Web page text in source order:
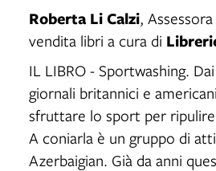
Roberta Li Calzi,
vendita libri a cura di
IL LIBRO - Sportwashing.
giornali britannici e
sfruttare lo sport per
A coniarla è un gruppo di
Azerbaigian. Già da anni